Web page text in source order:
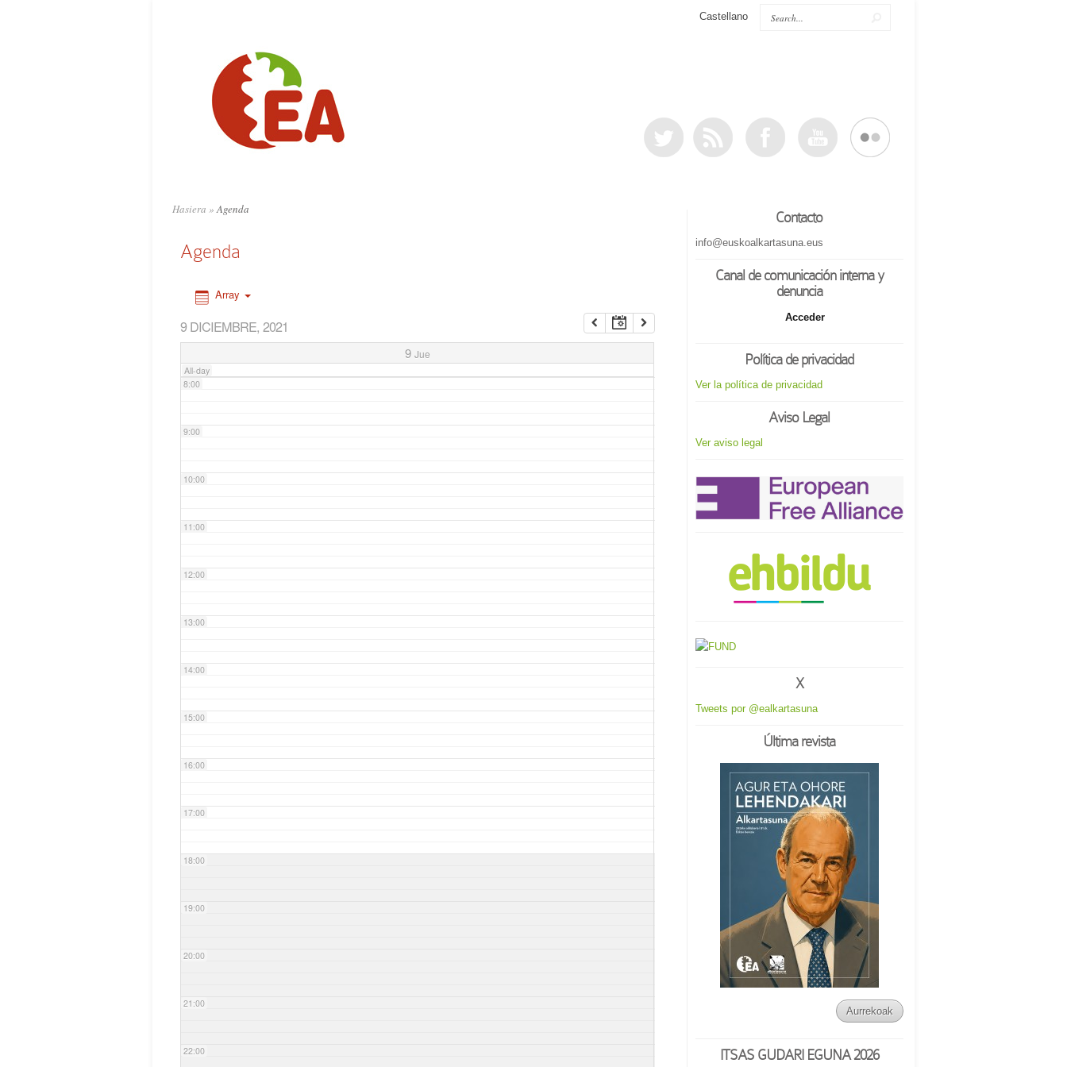
Castellano
Hasiera »Agenda
Agenda
Array
9 DICIEMBRE, 2021
9 Jue
All-day
6:00
8:00
9:00
10:00
11:00
12:00
13:00
14:00
15:00
16:00
17:00
18:00
19:00
20:00
21:00
22:00
Contacto
info@euskoalkartasuna.eus
Canal de comunicación interna y
denuncia
Acceder
Política de privacidad
Ver la política de privacidad
Aviso Legal
Ver aviso legal
X
Tweets por @ealkartasuna
Última revista
Aurrekoak
ITSAS GUDARI EGUNA 2026